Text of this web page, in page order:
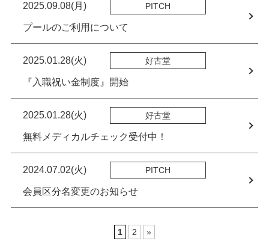
2025.09.08(月) PITCH
プールのご利用について
2025.01.28(火) 好古堂
『入職祝い金制度』開始
2025.01.28(火) 好古堂
無料メディカルチェック受付中！
2024.07.02(火) PITCH
会員区分名変更のお知らせ
1 2 »